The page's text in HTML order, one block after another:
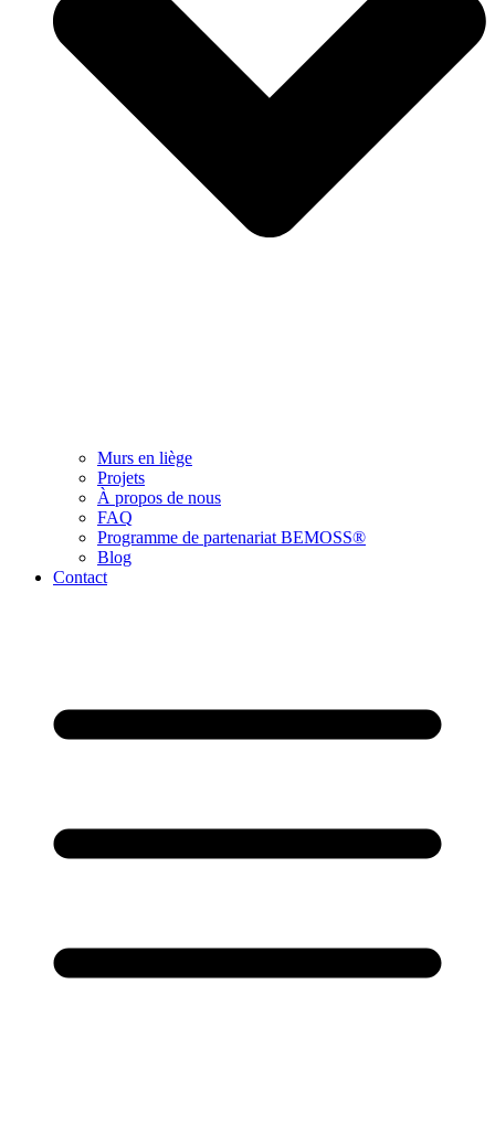
Murs en liège
Projets
À propos de nous
FAQ
Programme de partenariat BEMOSS®
Blog
Contact